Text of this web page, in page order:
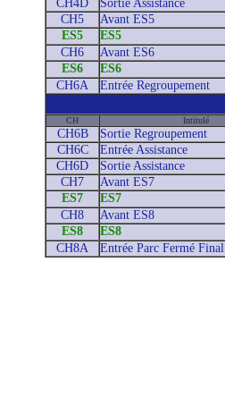
CH4D
Sortie Assistance
CH5
Avant ES5
ES5
ES5
CH6
Avant ES6
ES6
ES6
CH6A Entrée Regroupement
CH Intitulé
CH6B
Sortie Regroupement
CH6C
Entrée Assistance
CH6D
Sortie Assistance
CH7
Avant ES7
ES7
ES7
CH8
Avant ES8
ES8
ES8
CH8A Entrée Parc Fermé Final